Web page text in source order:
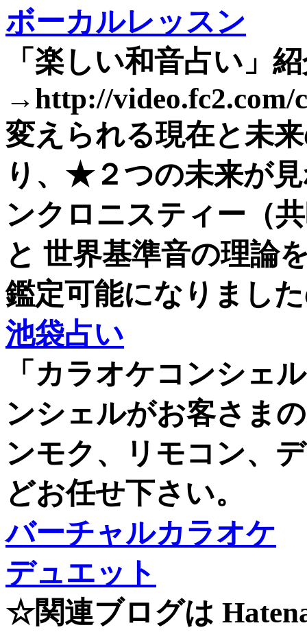
ボーカルレッスン
「楽しい和音占い」
→http://video.fc2.com/
変えられる現在と未
り、★２つの未来が
ンクロニスティー（
と 世界基準音の理論
鑑定可能になりまし
池袋占い
「カラオケコンシェ
ンシェルがお客さま
ンモク、リモコン、
どお任せ下さい
バーチャルカラオケ
デュエット
☆関連ブログは